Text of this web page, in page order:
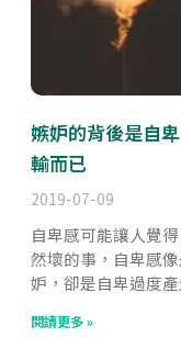
嫉妒的背後是自
輸而已
2019-07-09
自卑感可能讓人覺
然壞的事，自卑感
妒，卻是自卑過度
閱讀更多 »